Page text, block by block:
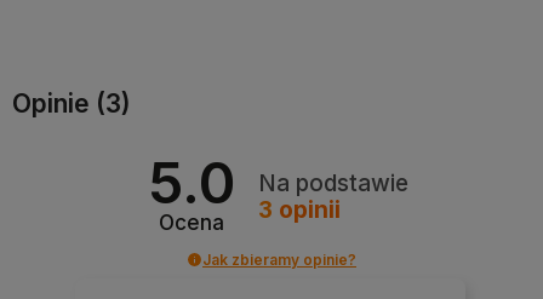
Opinie (3)
5.0
Ocena
Na podstawie
3 opinii
Jak zbieramy opinie?